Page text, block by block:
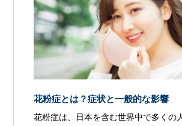
花粉症とは？症状と一般的な影響
花粉症は、日本を含む世界中で多くの